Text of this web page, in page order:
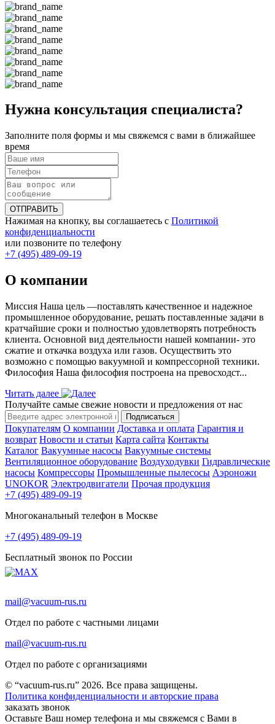
Нужна консультация специалиста?
Заполните поля формы и мы свяжемся с вами в ближайшее
время
ОТПРАВИТЬ
Нажимая на кнопку, вы соглашаетесь с Политикой
конфиденциальности
или позвоните по телефону
+7 (495) 489-09-19
О компании
Миссия Наша цель ―поставлять качественное и надежное
промышленное оборудование, решать поставленные задачи в
кратчайшие сроки и полностью удовлетворять потребность
клиента. Основной вид деятельности нашей компании- это
сжатие и откачка воздуха или газов. Осуществить это
возможно с помощью вакуумной и компрессорной техники.
Философия Наша философия построена на превосходст...
Читать далее
Получайте самые свежие новости и предложения от нас
Подписаться
Покупателям О компании Доставка и оплата Гарантия и
возврат Новости и статьи Карта сайта Контакты
Каталог Вакуумные насосы Вакуумные системы
Вентиляционное оборудование Воздуходувки Гидравлические
насосы Компрессоры Промышленные пылесосы Аэроножи
UNOKOR Электродвигатели Прочая продукция
+7 (495) 489-09-19
Многоканальный телефон в Москве
+7 (495) 489-09-19
Бесплатный звонок по России
mail@vacuum-rus.ru
Отдел по работе с частными лицами
mail@vacuum-rus.ru
Отдел по работе с организациями
© “vacuum-rus.ru” 2026. Все права защищены.
Политика конфиденциальности и авторские права
заказать звонок
Оставьте Ваш номер телефона и мы свяжемся с Вами в